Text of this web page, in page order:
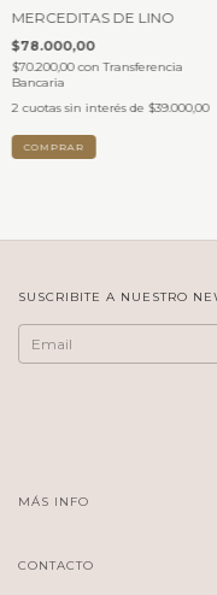
MERCEDITAS DE LINO
$78.000,00
$70.200,00con Transferencia
Bancaria
2 cuotas sin interés de $39.000,00
COMPRAR
SUSCRIBITE A NUESTRO
MÁS INFO
CONTACTO